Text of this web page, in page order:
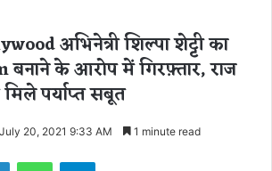
अभिनेत्री शिल्पा शेट्टी का
के आरोप में गिरफ़्तार, राज
पर्याप्त सबूत
July 20, 2021 9:33 AM 1 minute read